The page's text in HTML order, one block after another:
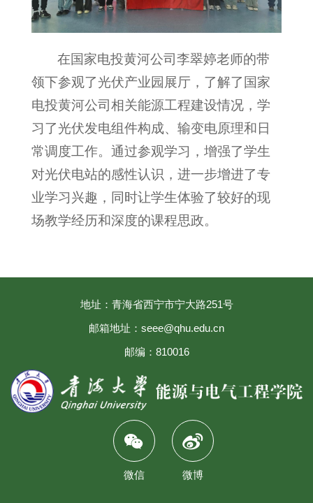
在国家电投黄河公司李翠婷老师的带
领下参观了光伏产业园展厅，了解了国家
电投黄河公司相关能源工程建设情况，学
习了光伏发电组件构成、输变电原理和日
常调度工作。通过参观学习，增强了学生
对光伏电站的感性认识，进一步增进了专
业学习兴趣，同时让学生体验了较好的现
场教学经历和深度的课程思政。
地址：青海省西宁市宁大路251号
邮箱地址：seee@qhu.edu.cn
邮编：810016
微信 微博